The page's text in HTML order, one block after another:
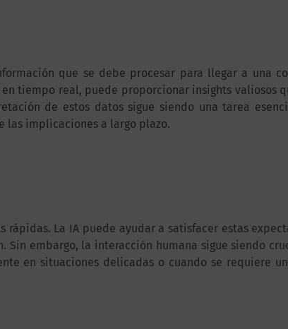
que se debe procesar para llegar a una
tiempo real, puede proporcionar insights valiosos
de estos datos sigue siendo una tarea
las implicaciones a largo plazo.
La IA puede ayudar a satisfacer estas
Sin embargo, la interacción humana sigue siendo
en situaciones delicadas o cuando se requiere